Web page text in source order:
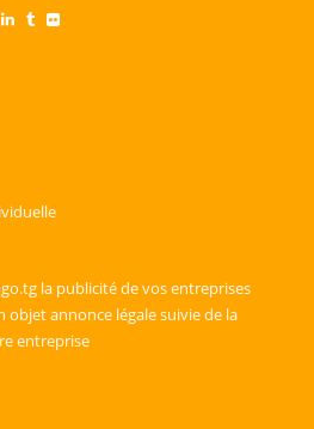
la publicité de vos entreprises
objet annonce légale suivie de la
entreprise